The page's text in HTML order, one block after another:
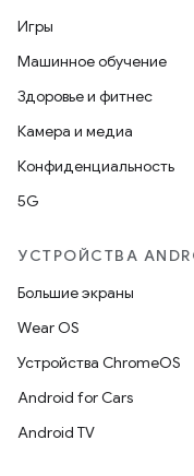
Игры
Машинное обучение
Здоровье и фитнес
Камера и медиа
Конфиденциальность
5G
УСТРОЙСТВА
Большие экраны
Wear OS
Устройства ChromeOS
Android for Cars
Android TV